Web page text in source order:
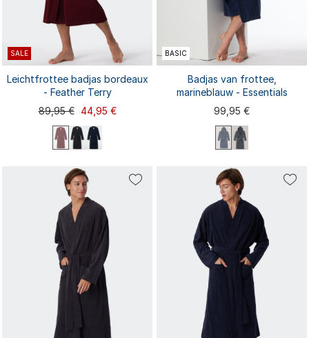
SALE
48/50 52/54
Leichtfrottee badjas bordeaux
- Feather Terry
89,95 €
44,95 €
BASIC
48/50 52/54
Badjas van frottee,
marineblauw - Essentials
99,95 €